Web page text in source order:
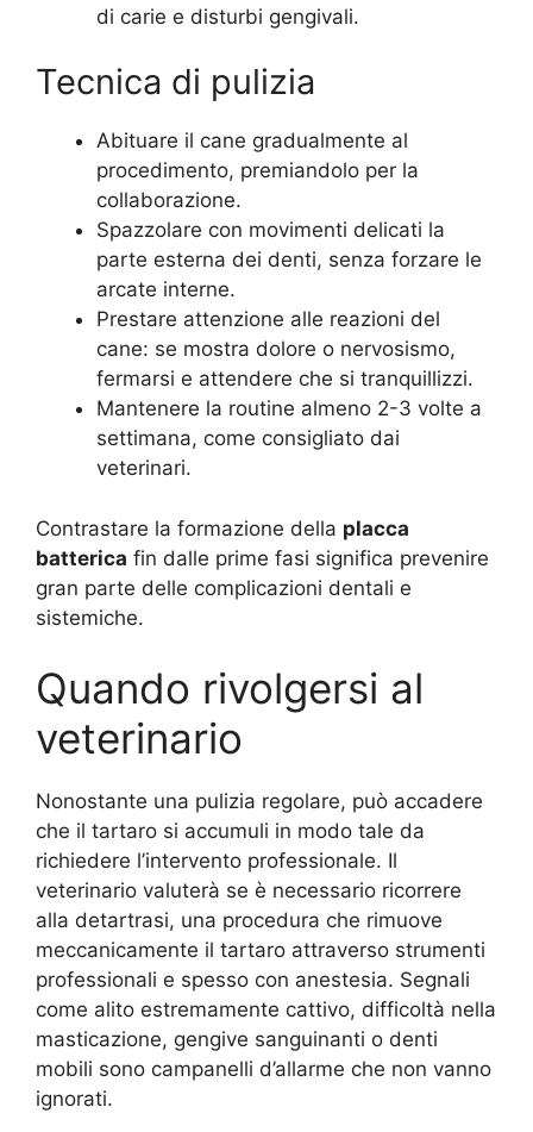
di carie e disturbi gengivali.
Tecnica di pulizia
Abituare il cane gradualmente al
procedimento, premiandolo per la
collaborazione.
Spazzolare con movimenti delicati la
parte esterna dei denti, senza forzare le
arcate interne.
Prestare attenzione alle reazioni del
cane: se mostra dolore o nervosismo,
fermarsi e attendere che si tranquillizzi.
Mantenere la routine almeno 2-3 volte a
settimana, come consigliato dai
veterinari.
Contrastare la formazione della placca
batterica fin dalle prime fasi significa prevenire
gran parte delle complicazioni dentali e
sistemiche.
Quando rivolgersi al
veterinario
Nonostante una pulizia regolare, può accadere
che il tartaro si accumuli in modo tale da
richiedere l’intervento professionale. Il
veterinario valuterà se è necessario ricorrere
alla detartrasi, una procedura che rimuove
meccanicamente il tartaro attraverso strumenti
professionali e spesso con anestesia. Segnali
come alito estremamente cattivo, difficoltà nella
masticazione, gengive sanguinanti o denti
mobili sono campanelli d’allarme che non vanno
ignorati.